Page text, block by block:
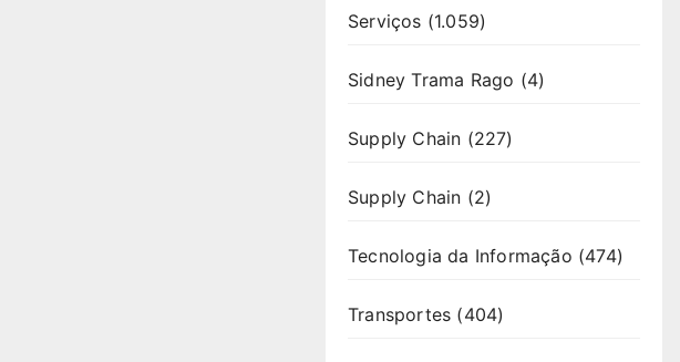
Serviços (1.059)
Sidney Trama Rago (4)
Supply Chain (227)
Supply Chain (2)
Tecnologia da Informação (474)
Transportes (404)